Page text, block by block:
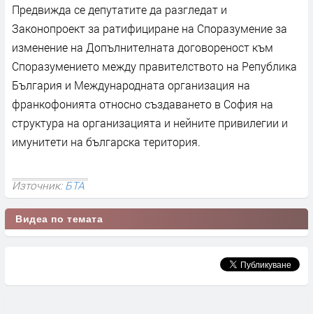
Предвижда се депутатите да разгледат и
Законoпроект за ратифициране на Споразумение за
изменение на Допълнителната договореност към
Споразумението между правителството на Република
България и Международната организация на
франкофонията относно създаването в София на
структура на организацията и нейните привилегии и
имунитети на българска територия.
Източник:БТА
Видеа по темата